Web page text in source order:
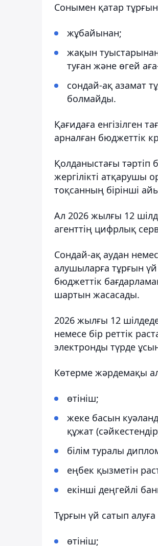
Сонымен қатар тұрғын
жұбайынан;
жақын
туған және өгей
сондай-ақ азамат
болмайды.
Қағидаға енгізілген
арналған бюджеттік
Қолданыстағы
жергілікті атқарушы
тоқсанның бірінші
Ал 2026 жылғы 12
агенттің цифрлық
Сондай-ақ аудан
алушыларға тұрғын үй
бюджеттік
шартын жасасады.
2026 жылғы 12
немесе бір реттік
электронды түрде
Көтерме жәрдемақы
өтініш;
жеке басын
құжат
білім туралы
еңбек қызметін
екінші деңгейлі
Тұрғын үй сатып
өтініш;